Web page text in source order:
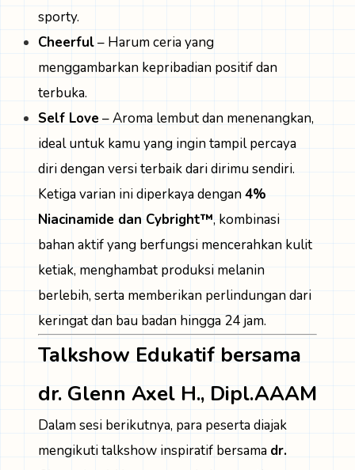
sporty.
Cheerful– Harum ceria yang
menggambarkan kepribadian positif dan
terbuka.
Self Love – Aroma lembut dan menenangkan,
ideal untuk kamu yang ingin tampil percaya
diri dengan versi terbaik dari dirimu sendiri.
Ketiga varian ini diperkaya dengan4%
Niacinamide dan Cybright™, kombinasi
bahan aktif yang berfungsi mencerahkan kulit
ketiak, menghambat produksi melanin
berlebih, serta memberikan perlindungan dari
keringat dan bau badan hingga 24 jam.
Talkshow Edukatif bersama
dr. Glenn Axel H., Dipl.AAAM
Dalam sesi berikutnya, para peserta diajak
mengikuti talkshow inspiratif bersama dr.